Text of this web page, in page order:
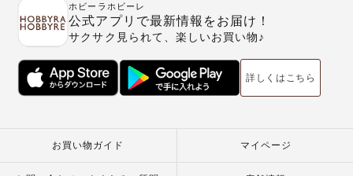
ホビーラホビーレ
公式アプリで最新情報をお届け！
サクサク見られて、楽しいお買い物♪
詳しくはこちら
お買い物ガイド マイページ